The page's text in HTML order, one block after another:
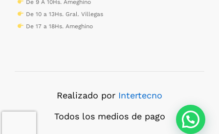
De 9 A 10Hs. Ameghino
De 10 a 13Hs. Gral. Villegas
De 17 a 18Hs. Ameghino
Realizado por Intertecno
Todos los medios de pago